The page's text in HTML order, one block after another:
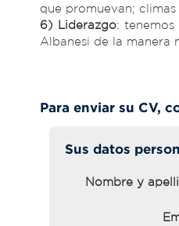
que promuevan;
6) Liderazgo:
Albanesi de la manera
Para enviar su CV,
Sus datos
Nombre y